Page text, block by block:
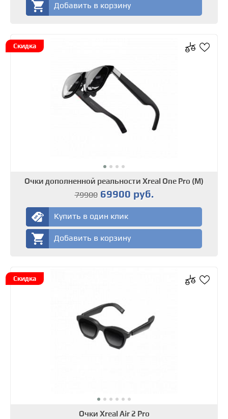
Добавить в корзину
Скидка
Очки дополненной реальности Xreal One Pro (М)
7990069900 руб.
Купить в один клик
Добавить в корзину
Скидка
Очки Xreal Air 2 Pro